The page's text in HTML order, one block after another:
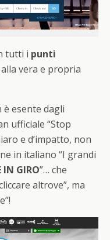
tutti i punti
vera e propria
esente dagli
ufficiale “Stop
e d’impatto, non
in italiano “I grandi
IN GIRO”… che
altrove”, ma